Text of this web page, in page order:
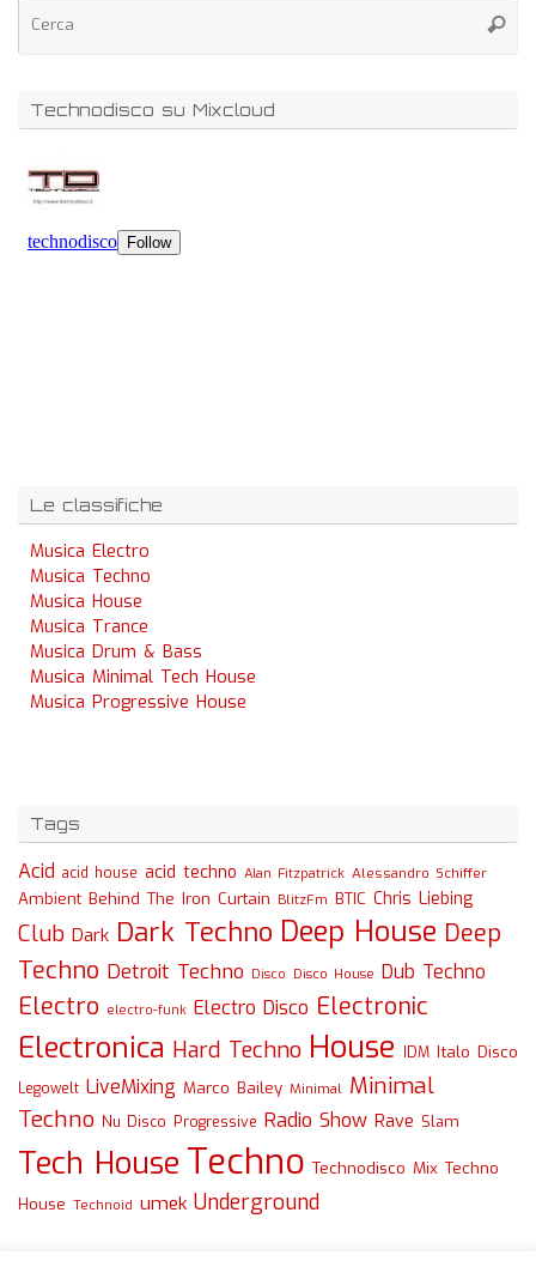
Technodisco su Mixcloud
Le classifiche
Musica Electro
Musica Techno
Musica House
Musica Trance
Musica Drum & Bass
Musica Minimal Tech House
Musica Progressive House
Tags
Acid acid house acid techno Alan Fitzpatrick Alessandro Schiffer
Ambient Behind The Iron Curtain BlitzFm BTIC Chris Liebing
Club Dark Dark Techno Deep House Deep
Techno Detroit Techno Disco Disco House Dub Techno
Electro electro-funk Electro Disco Electronic
Electronica Hard Techno House IDM Italo Disco
Legowelt LiveMixing Marco Bailey Minimal Minimal
Techno Nu Disco Progressive Radio Show Rave Slam
Tech House Techno Technodisco Mix Techno
House Technoid umek Underground